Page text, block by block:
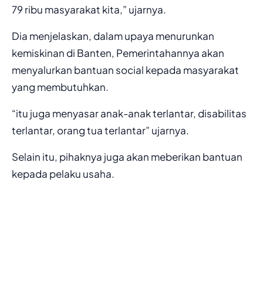
79 ribu masyarakat kita,” ujarnya.
Dia menjelaskan, dalam upaya menurunkan
kemiskinan di Banten, Pemerintahannya akan
menyalurkan bantuan social kepada masyarakat
yang membutuhkan.
“itu juga menyasar anak-anak terlantar, disabilitas
terlantar, orang tua terlantar” ujarnya.
Selain itu, pihaknya juga akan meberikan bantuan
kepada pelaku usaha.